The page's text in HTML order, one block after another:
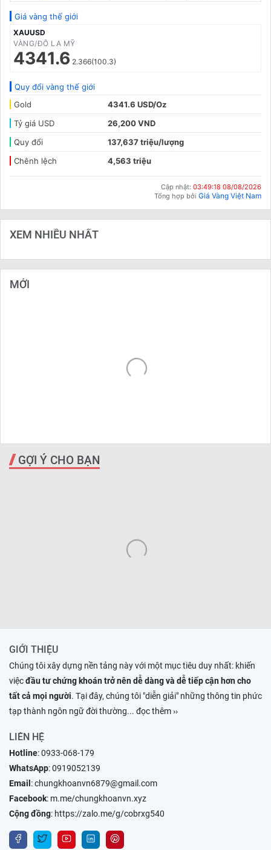
Giá vàng thế giới
XAUUSD
VÀNG/ĐÔ LA MỸ
4341.6 2.366(100.3)
Quy đổi vàng thế giới
Gold
4341.6 USD/Oz
Tỷ giá USD
26,200 VND
Quy đổi
137,637 triệu/lượng
Chênh lệch
4,563 triệu
Cập nhật: 03:49:18 08/08/2026
Tổng hợp bởi Giá Vàng Việt Nam
XEM NHIỀU NHẤT
MỚI
GỢI Ý CHO BẠN
GIỚI THIỆU
Chúng tôi xây dựng nền tảng này với một mục tiêu duy nhất: khiến
việcđầu tư chứng khoán trở nên dễ dàng và dễ tiếp cận hơn cho
tất cả mọi người. Tại đây, chúng tôi "diễn giải" những thông tin phức
tạp thành ngôn ngữ đời thường... đọc thêm ››
LIÊN HỆ
Hotline:0933-068-179
WhatsApp:0919052139
Email :chungkhoanvn6879@gmail.com
Facebook: m.me/chungkhoanvn.xyz
Cộng đồng: https://zalo.me/g/cobrxg540